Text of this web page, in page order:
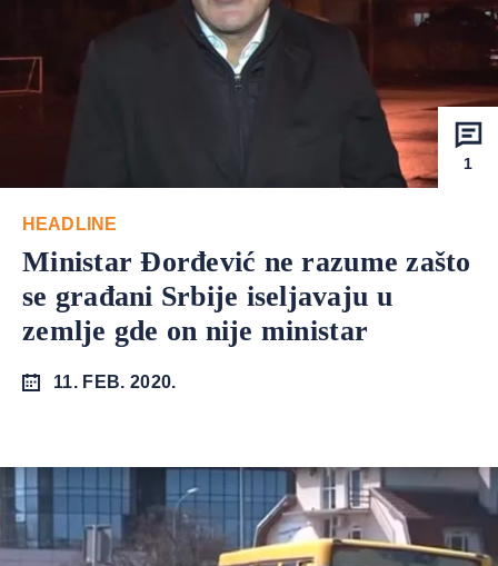
1
HEADLINE
Ministar Đorđević ne razume zašto
se građani Srbije iseljavaju u
zemlje gde on nije ministar
11. FEB. 2020.